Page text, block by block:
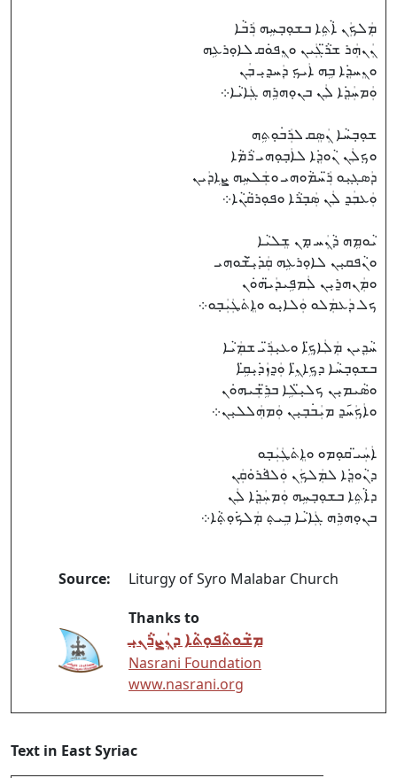
ܡܲܠܟܲܢ ܐܵܬܹܐ ܒܫܘܼܒ݂ܚܹܗ ܪܲܒܵܐ
ܢܲܢܗܲܪ ܫܪ̈ܵܓܲܝܢ ܘܢܸܦܘܿܩ ܠܐܘܼܪܥܹܗ
ܘܢܸܚܕܸ݁ܐ ܒܹܗ ܐܲܝܟ݂ ܕܲܚܕ݂ܝܼ ܒܲܢ
ܘܲܡܚܲܕܸ݁ܐ ܠܲܢ ܒܢܘܼܗܪܹܗ ܓܲܐܝܵܐ܀
ܫܘܼܒ݂ܚܵܐ ܢܲܣܸܩ ܠܪܲܒ݁ܘܼܬܹܗ
ܘܟ݂ܠܲܢ ܢܵܘܕܸ݁ܐ ܠܐܲܒ݂ܘܼܗܝ ܪܵܡܵܐ
ܕܲܣܓ݂ܝܼܘ ܪ̈ܲܚܡܵܘܗܝ ܘܫܲܠܚܹܗ ܨܹܐܕܲܝܢ
ܘܲܥܒܲܕ݂ ܠܲܢ ܣܲܒ݂ܪܵܐ ܘܦܘܼܪܩܵܢܵܐ܀
ܝܵܘܡܹܗ ܕܵܢܲܚ ܡ݂ܢ ܫܸܠܝܵܐ
ܘܢܵܦܩܝܼܢ ܠܐܘܼܪܥܹܗ ܩܲܕ݁ܝܼ̈ܫܵܘܗܝ
ܘܡܲܢܗ̱ܪܝܼܢ ܠܲܡܦܹܝܕܲܝ̈ܗܘܿܢ
ܟܠ ܕܲܥܡܲܠܘ ܘܲܠܐܝܼܘ ܘܐܸܬ݁ܛܲܝܲܒ݂ܘ܀
ܚܵܕܹܝܢ ܡܲܠܲܐܟܹ̈ܐ ܘܥܝܼܪ̈ܲܝ ܫܡܲܝܵܐ
ܒܫܘܼܒ݂ܚܵܐ ܕܟܹܐܢܹ̈ܐ ܘܲܕ݂ܙܲܕ݁ܝܼܩܹ̈ܐ
ܘܣܵܝܡܝܼܢ ܟܠܝܼ̈ܠܹܐ ܒܪܹ̈ܫܲܝܗܘܿܢ
ܘܐܲܟܲܚ݇ܕ݂ ܡܝܲܒ݁ܒ݂ܝܼܢ ܘܲܡܗܲܠܠܝܼܢ܀
ܐܲܚܲܝ̈ ܩܘܼܡܘ ܘܐܸܬ݁ܛܲܝܲܒ݂ܘ
ܕܢܵܘܕܸ݁ܐ ܠܡܲܠܟܲܢ ܘܲܠܦܵܪܘܿܩܲܢ
ܕܐܵܬܹܐ ܒܫܘܼܒ݂ܚܹܗ ܘܲܡܚܲܕܸ݁ܐ ܠܲܢ
ܒܢܘܼܗܪܹܗ ܓܲܐܝܵܐ ܒܹܝܬ݂ ܡܲܠܟ݁ܘܼܬ݂ܵܐ܀
Source:
Liturgy of Syro Malabar Church
Thanks to
ܡܫܵܘܬܵܦܘܼܬܵܐ ܕܢܲܨܪܵܢܝܼ
Nasrani Foundation
www.nasrani.org
Text in East Syriac